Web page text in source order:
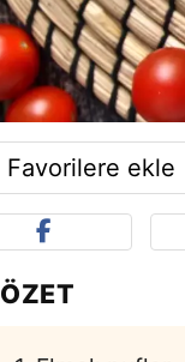
Favorilere ekle
ÖZET